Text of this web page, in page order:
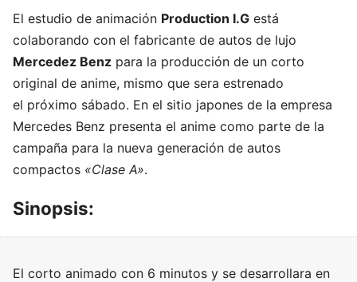
El estudio de animación Production I.G está
colaborando con el fabricante de autos de lujo
Mercedez Benz para la producción de un corto
original de anime, mismo que sera estrenado
el próximo sábado. En el sitio japones de la empresa
Mercedes Benz presenta el anime como parte de la
campaña para la nueva generación de autos
compactos «Clase A».
Sinopsis:
El corto animado con 6 minutos y se desarrollara en